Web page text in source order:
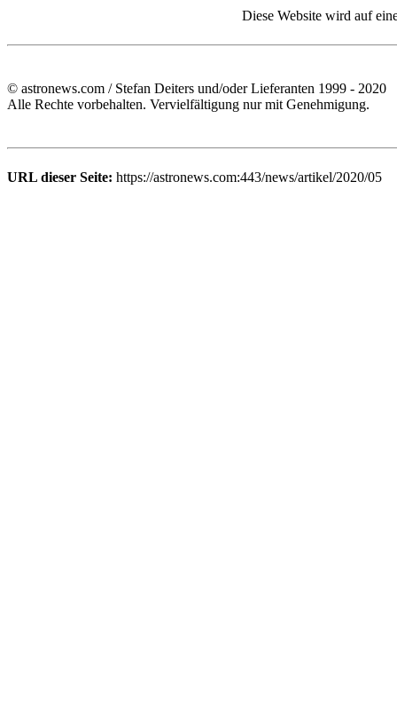
Diese Website wird auf
© astronews.com / Stefan Deiters und/oder Lieferanten 1999 - 2020
Alle Rechte vorbehalten. Vervielfältigung nur mit Genehmigung.
URL dieser Seite: https://astronews.com:443/news/artikel/2020/05